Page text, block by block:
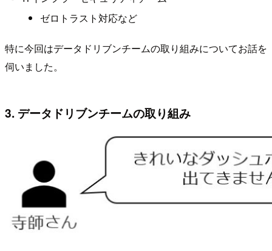
ゼロトラスト対応など
特に今回はデータドリブンチームの取り組みについてお話を
伺いました。
3. データドリブンチームの取り組み